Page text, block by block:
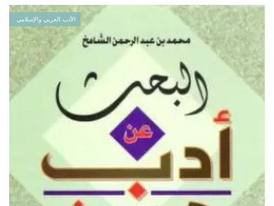
الأدب العربي والإسلامي